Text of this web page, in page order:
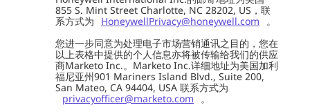
855 S. Mint Street Charlotte, NC 28202, US，联
系方式为
HoneywellPrivacy@honeywell.com
。
您进一步同意为处理电子市场营销通讯之目的，您在
以上表格中提供的个人信息亦将被传输给我们的供应
商Marketo Inc.。Marketo Inc.详细地址为美国加利
福尼亚州901 Mariners Island Blvd., Suite 200,
San Mateo, CA 94404, USA 联系方式为
privacyofficer@marketo.com
。